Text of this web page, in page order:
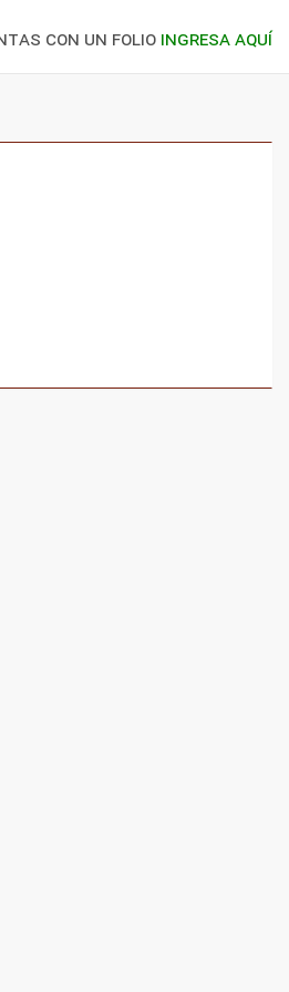
con un folio ingresa aquí